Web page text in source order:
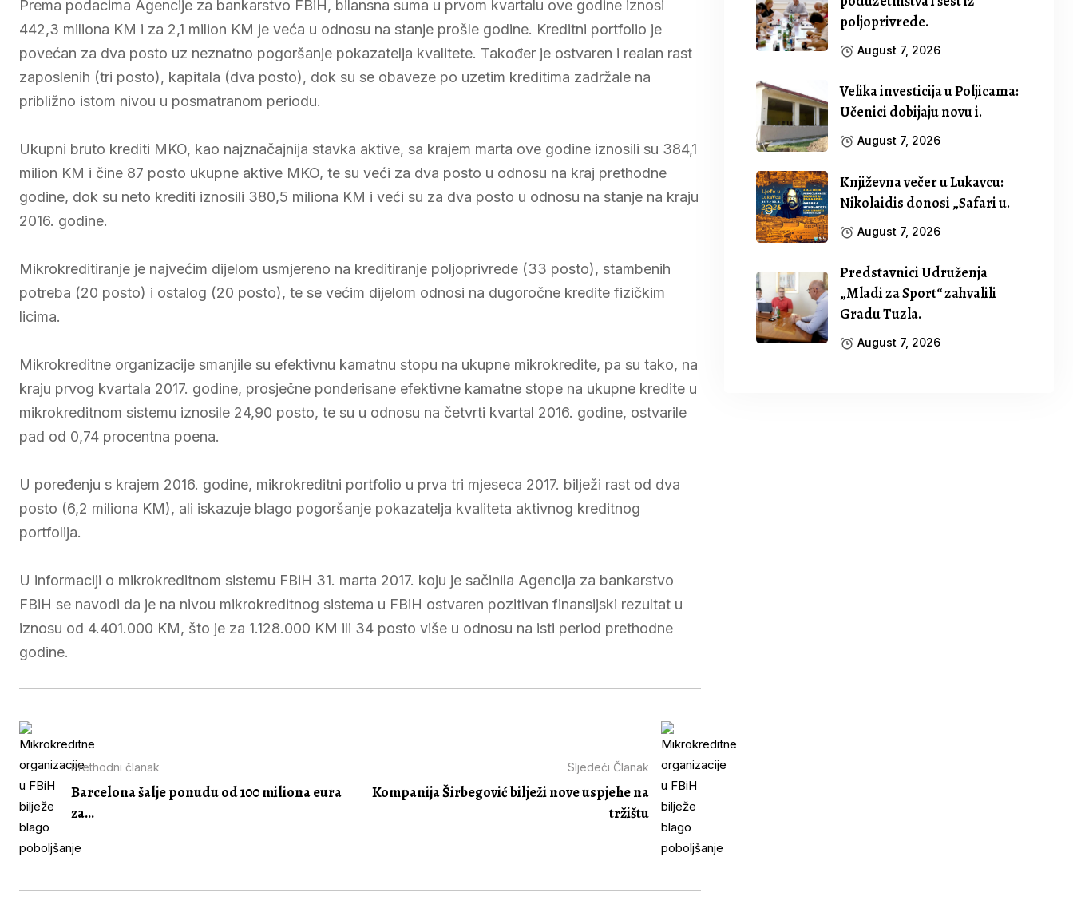
Prema podacima Agencije za bankarstvo FBiH, bilansna suma u prvom kvartalu ove godine iznosi
442,3 miliona KM i za 2,1 milion KM je veća u odnosu na stanje prošle godine. Kreditni portfolio je
povećan za dva posto uz neznatno pogoršanje pokazatelja kvalitete. Također je ostvaren i realan rast
zaposlenih (tri posto), kapitala (dva posto), dok su se obaveze po uzetim kreditima zadržale na
približno istom nivou u posmatranom periodu.
Ukupni bruto krediti MKO, kao najznačajnija stavka aktive, sa krajem marta ove godine iznosili su 384,1
milion KM i čine 87 posto ukupne aktive MKO, te su veći za dva posto u odnosu na kraj prethodne
godine, dok su neto krediti iznosili 380,5 miliona KM i veći su za dva posto u odnosu na stanje na kraju
2016. godine.
Mikrokreditiranje je najvećim dijelom usmjereno na kreditiranje poljoprivrede (33 posto), stambenih
potreba (20 posto) i ostalog (20 posto), te se većim dijelom odnosi na dugoročne kredite fizičkim
licima.
Mikrokreditne organizacije smanjile su efektivnu kamatnu stopu na ukupne mikrokredite, pa su tako, na
kraju prvog kvartala 2017. godine, prosječne ponderisane efektivne kamatne stope na ukupne kredite u
mikrokreditnom sistemu iznosile 24,90 posto, te su u odnosu na četvrti kvartal 2016. godine, ostvarile
pad od 0,74 procentna poena.
U poređenju s krajem 2016. godine, mikrokreditni portfolio u prva tri mjeseca 2017. bilježi rast od dva
posto (6,2 miliona KM), ali iskazuje blago pogoršanje pokazatelja kvaliteta aktivnog kreditnog
portfolija.
U informaciji o mikrokreditnom sistemu FBiH 31. marta 2017. koju je sačinila Agencija za bankarstvo
FBiH se navodi da je na nivou mikrokreditnog sistema u FBiH ostvaren pozitivan finansijski rezultat u
iznosu od 4.401.000 KM, što je za 1.128.000 KM ili 34 posto više u odnosu na isti period prethodne
godine.
Prethodni članak
Barcelona šalje ponudu od 100 miliona eura
za...
Sljedeći Članak
Kompanija Širbegović bilježi nove uspjehe na
tržištu
poljoprivrede.
August 7, 2026
Velika investicija u Poljicama:
Učenici dobijaju novu i.
August 7, 2026
Književna večer u Lukavcu:
Nikolaidis donosi „Safari u.
August 7, 2026
Predstavnici Udruženja
„Mladi za Sport“ zahvalili
Gradu Tuzla.
August 7, 2026